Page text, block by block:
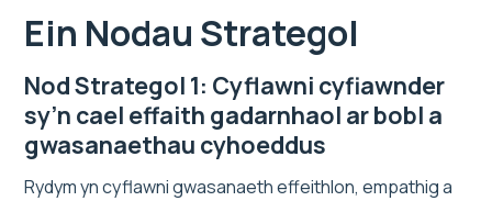
Ein Nodau Strategol
Nod Strategol 1: Cyflawni cyfiawnder
sy’n cael effaith gadarnhaol ar bobl a
gwasanaethau cyhoeddus
Rydym yn cyflawni gwasanaeth effeithlon, empathig a